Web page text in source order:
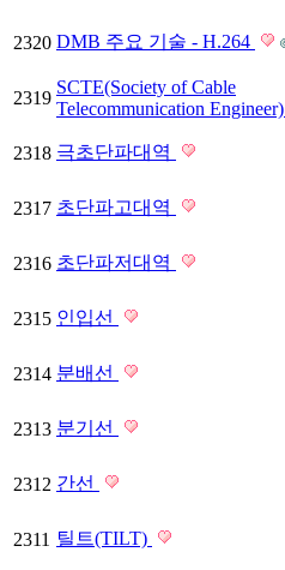
2320 DMB 주요 기술 - H.264
2319
SCTE(Society of Cable
Telecommunication Engineer)
2318 극초단파대역
2317 초단파고대역
2316 초단파저대역
2315 인입선
2314 분배선
2313 분기선
2312 간선
2311 틸트(TILT)